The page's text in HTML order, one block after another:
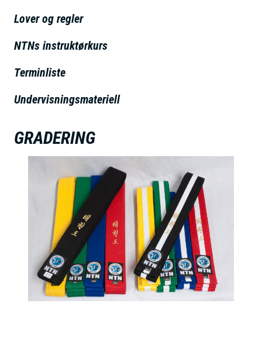
Lover og regler
NTNs instruktørkurs
Terminliste
Undervisningsmateriell
GRADERING